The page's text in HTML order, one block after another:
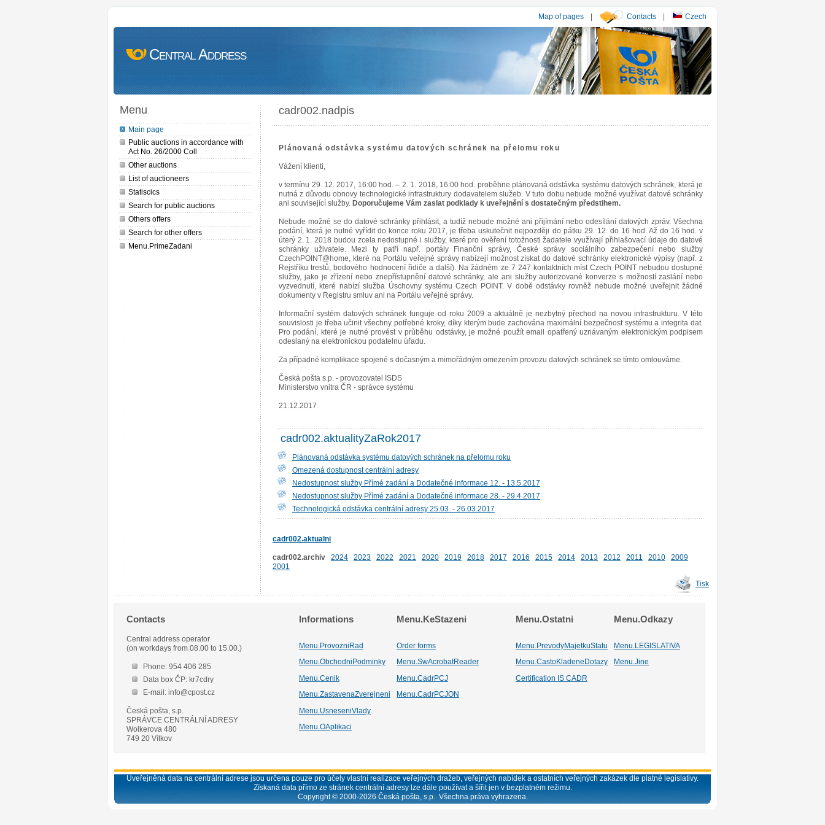
Map of pages | Contacts | Czech
Central Address
Menu
Main page
Public auctions in accordance with
Act No. 26/2000 Coll
Other auctions
List of auctioneers
Statiscics
Search for public auctions
Others offers
Search for other offers
Menu.PrimeZadani
cadr002.nadpis
Plánovaná odstávka systému datových schránek na přelomu roku
Vážení klienti,
v termínu 29. 12. 2017, 16:00 hod. – 2. 1. 2018, 16:00 hod. proběhne plánovaná odstávka systému datových schránek, která je
nutná z důvodu obnovy technologické infrastruktury dodavatelem služeb. V tuto dobu nebude možné využívat datové schránky
ani související služby. Doporučujeme Vám zaslat podklady k uveřejnění s dostatečným předstihem.
Nebude možné se do datové schránky přihlásit, a tudíž nebude možné ani přijímání nebo odesílání datových zpráv. Všechna
podání, která je nutné vyřídit do konce roku 2017, je třeba uskutečnit nejpozději do pátku 29. 12. do 16 hod. Až do 16 hod. v
úterý 2. 1. 2018 budou zcela nedostupné i služby, které pro ověření totožnosti žadatele využívají přihlašovací údaje do datové
schránky uživatele. Mezi ty patří např. portály Finanční správy, České správy sociálního zabezpečení nebo služby
CzechPOINT@home, které na Portálu veřejné správy nabízejí možnost získat do datové schránky elektronické výpisy (např. z
Rejstříku trestů, bodového hodnocení řidiče a další). Na žádném ze 7 247 kontaktních míst Czech POINT nebudou dostupné
služby, jako je zřízení nebo znepřístupnění datové schránky, ale ani služby autorizované konverze s možností zaslání nebo
vyzvednutí, které nabízí služba Úschovny systému Czech POINT. V době odstávky rovněž nebude možné uveřejnit žádné
dokumenty v Registru smluv ani na Portálu veřejné správy.
Informační systém datových schránek funguje od roku 2009 a aktuálně je nezbytný přechod na novou infrastrukturu. V této
souvislosti je třeba učinit všechny potřebné kroky, díky kterým bude zachována maximální bezpečnost systému a integrita dat.
Pro podání, které je nutné provést v průběhu odstávky, je možné použít email opatřený uznávaným elektronickým podpisem
odeslaný na elektronickou podatelnu úřadu.
Za případné komplikace spojené s dočasným a mimořádným omezením provozu datových schránek se tímto omlouváme.
Česká pošta s.p. - provozovatel ISDS
Ministerstvo vnitra ČR - správce systému
21.12.2017
cadr002.aktualityZaRok2017
Plánovaná odstávka systému datových schránek na přelomu roku
Omezená dostupnost centrální adresy
Nedostupnost služby Přímé zadání a Dodatečné informace 12. - 13.5.2017
Nedostupnost služby Přímé zadání a Dodatečné informace 28. - 29.4.2017
Technologická odstávka centrální adresy 25.03. - 26.03.2017
cadr002.aktualni
cadr002.archiv 2024 2023 2022 2021 2020 2019 2018 2017 2016 2015 2014 2013 2012 2011 2010
2009
2001
Tisk
Contacts
Central address operator
(on workdays from 08.00 to 15.00.)
Phone: 954 406 285
Data box ČP: kr7cdry
E-mail: info@cpost.cz
Česká pošta, s.p.
SPRÁVCE CENTRÁLNÍ ADRESY
Wolkerova 480
749 20 Vítkov
Informations Menu.KeStazeni Menu.Ostatni Menu.Odkazy
Menu.ProvozniRad Order forms Menu.PrevodyMajetkuStatu
Menu.LEGISLATIVA
Menu.ObchodniPodminky
Menu.SwAcrobatReader Menu.CastoKladeneDotazy Menu.Jine
Menu.Cenik Menu.CadrPCJ
Certification IS CADR
Menu.ZastavenaZverejneni
Menu.CadrPCJON
Menu.UsneseniVlady
Menu.OAplikaci
Uveřejněná data na centrální adrese jsou určena pouze pro účely vlastní realizace veřejných dražeb, veřejných nabídek a ostatních veřejných zakázek dle platné legislativy.
Získaná data přímo ze stránek centrální adresy lze dále používat a šířit jen v bezplatném režimu.
Copyright © 2000-2026 Česká pošta, s.p. Všechna práva vyhrazena.